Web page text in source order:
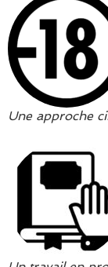
Une approche